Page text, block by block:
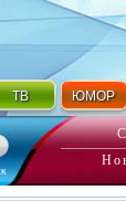
ТВ ЮМОР